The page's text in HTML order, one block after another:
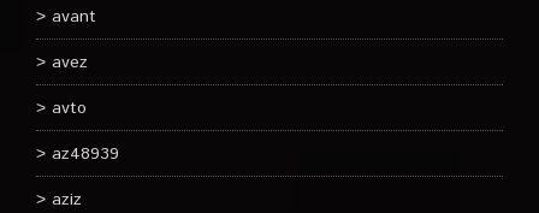
avant
avez
avto
az48939
aziz